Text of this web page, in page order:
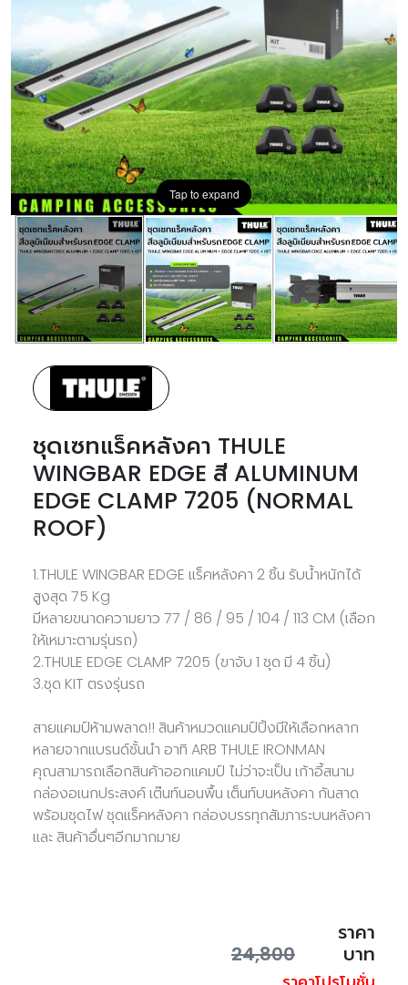
Tap to expand
ชุดเซทแร็คหลังคา THULE
WINGBAR EDGE สี ALUMINUM
EDGE CLAMP 7205 (NORMAL
ROOF)
1.THULE WINGBAR EDGE แร็คหลังคา 2 ชิ้น รับน้ำหนักได้
สูงสุด 75 Kg
มีหลายขนาดความยาว 77 / 86 / 95 / 104 / 113 CM (เลือก
ให้เหมาะตามรุ่นรถ)
2.THULE EDGE CLAMP 7205 (ขาจับ 1 ชุด มี 4 ชิ้น)
3.ชุด KIT ตรงรุ่นรถ
สายแคมป์ห้ามพลาด!! สินค้าหมวดแคมป์ปิ้งมีให้เลือกหลาก
หลายจากแบรนด์ชั้นนำ อาทิ ARB THULE IRONMAN
คุณสามารถเลือกสินค้าออกแคมป์ ไม่ว่าจะเป็น เก้าอี้สนาม
กล่องอเนกประสงค์ เต๊นท์นอนพื้น เต็นท์บนหลังคา กันสาด
พร้อมชุดไฟ ชุดแร็คหลังคา กล่องบรรทุกสัมภาระบนหลังคา
และ สินค้าอื่นๆอีกมากมาย
ราคา
24,800
บาท